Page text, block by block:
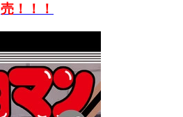
売！！！